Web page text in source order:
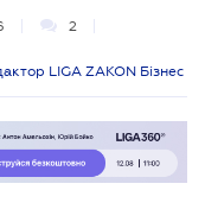
2
LIGA ZAKON Бізнес